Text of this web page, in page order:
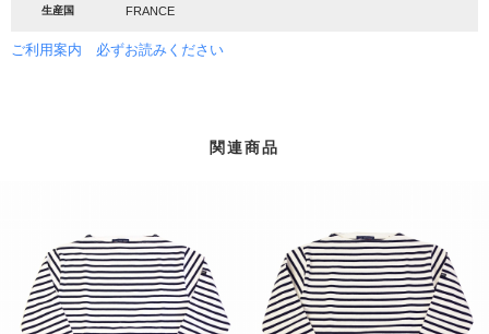
生産国 FRANCE
ご利用案内 必ずお読みください
関連商品